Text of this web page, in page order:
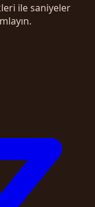
ile saniyeler